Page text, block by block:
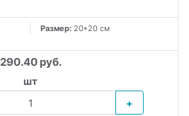
Размер: 20*20 см
290.40 руб.
шт
+